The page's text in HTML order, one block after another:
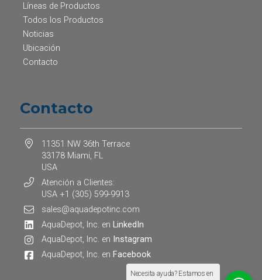
Líneas de Productos
Todos los Productos
Noticias
Ubicación
Contacto
Contacto
11351 NW 36th Terrace
33178 Miami, FL
USA
Atención a Clientes:
USA +1 (305) 599-9913
sales@aquadepotinc.com
AquaDepot, Inc. en LinkedIn
AquaDepot, Inc. en Instagram
AquaDepot, Inc. enFacebook
Necesita ayuda? Estamos en